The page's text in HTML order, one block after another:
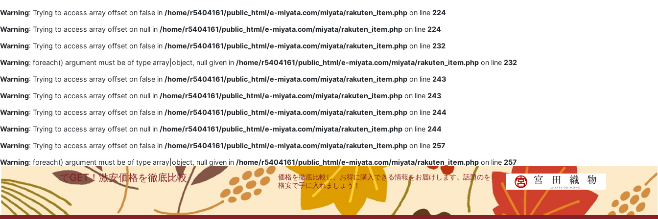
Warning: Trying to access array offset on false in /home/r5404161/public_html/e-miyata.com/miyata/rakuten_item.php on line 224
Warning: Trying to access array offset on null in /home/r5404161/public_html/e-miyata.com/miyata/rakuten_item.php on line 224
Warning: Trying to access array offset on false in /home/r5404161/public_html/e-miyata.com/miyata/rakuten_item.php on line 232
Warning: foreach() argument must be of type array|object, null given in /home/r5404161/public_html/e-miyata.com/miyata/rakuten_item.php on line 232
Warning: Trying to access array offset on false in /home/r5404161/public_html/e-miyata.com/miyata/rakuten_item.php on line 243
Warning: Trying to access array offset on null in /home/r5404161/public_html/e-miyata.com/miyata/rakuten_item.php on line 243
Warning: Trying to access array offset on false in /home/r5404161/public_html/e-miyata.com/miyata/rakuten_item.php on line 244
Warning: Trying to access array offset on null in /home/r5404161/public_html/e-miyata.com/miyata/rakuten_item.php on line 244
Warning: Trying to access array offset on false in /home/r5404161/public_html/e-miyata.com/miyata/rakuten_item.php on line 257
Warning: foreach() argument must be of type array|object, null given in /home/r5404161/public_html/e-miyata.com/miyata/rakuten_item.php on line 257
でGET！激安価格を徹底比較
価格を徹底比較し、お得に購入できる情報をお届けします。話題のを
格安で手に入れましょう！